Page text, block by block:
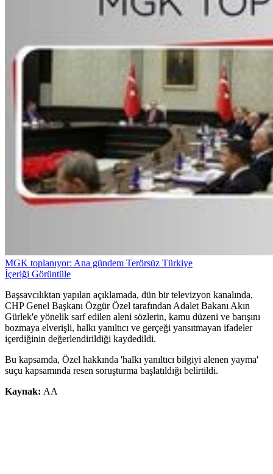
MGK toplanıyor: Ana gündem Terörsüz Türkiye
İçeriği Görüntüle
Başsavcılıktan yapılan açıklamada, dün bir televizyon kanalında,
CHP Genel Başkanı Özgür Özel tarafından Adalet Bakanı Akın
Gürlek'e yönelik sarf edilen aleni sözlerin, kamu düzeni ve barışını
bozmaya elverişli, halkı yanıltıcı ve gerçeği yansıtmayan ifadeler
içerdiğinin değerlendirildiği kaydedildi.
Bu kapsamda, Özel hakkında 'halkı yanıltıcı bilgiyi alenen yayma'
suçu kapsamında resen soruşturma başlatıldığı belirtildi.
Kaynak: AA